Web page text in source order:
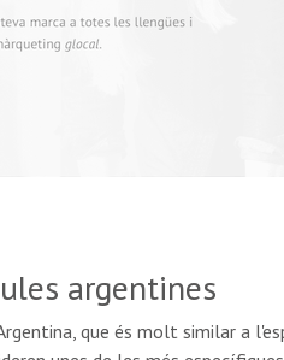
argentines
que és molt similar a